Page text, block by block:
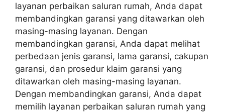
layanan perbaikan saluran rumah, Anda dapat
membandingkan garansi yang ditawarkan oleh
masing-masing layanan. Dengan
membandingkan garansi, Anda dapat melihat
perbedaan jenis garansi, lama garansi, cakupan
garansi, dan prosedur klaim garansi yang
ditawarkan oleh masing-masing layanan.
Dengan membandingkan garansi, Anda dapat
memilih layanan perbaikan saluran rumah yang